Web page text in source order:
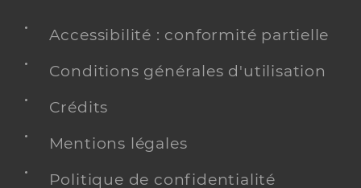
Accessibilité : conformité partielle
Conditions générales d'utilisation
Crédits
Mentions légales
Politique de confidentialité